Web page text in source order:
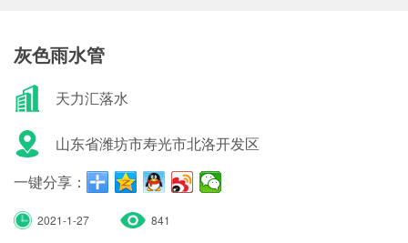
灰色雨水管
天力汇落水
山东省潍坊市寿光市北洛开发区
一键分享：
2021-1-27 841